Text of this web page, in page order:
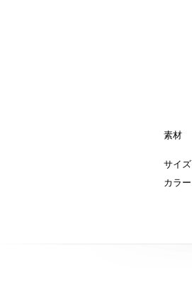
素材
サイズ
カラー